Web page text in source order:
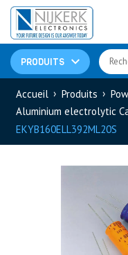
PRODUITS
Resistors(781)
Shunt Resistor
Accueil Produits
Aluminium electrolytic
EKYB160ELL392ML20S